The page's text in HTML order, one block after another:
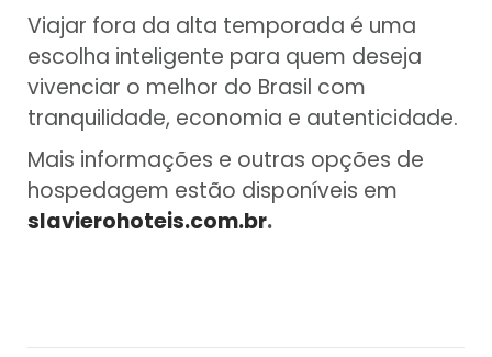
Viajar fora da alta temporada é uma
escolha inteligente para quem deseja
vivenciar o melhor do Brasil com
tranquilidade, economia e autenticidade.
Mais informações e outras opções de
hospedagem estão disponíveis em
slavierohoteis.com.br.